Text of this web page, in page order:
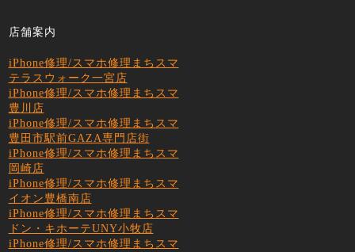
店舗案内
iPhone修理/スマホ修理まちスマ
テラスウォーク一宮店
iPhone修理/スマホ修理まちスマ
豊川店
iPhone修理/スマホ修理まちスマ
豊田市駅前GAZA専門店街
iPhone修理/スマホ修理まちスマ
岡崎店
iPhone修理/スマホ修理まちスマ
イオン豊橋南店
iPhone修理/スマホ修理まちスマ
ドン・キホーテUNY小牧店
iPhone修理/スマホ修理まちスマ